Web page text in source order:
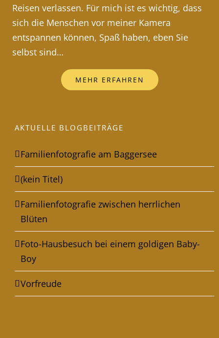
Reisen verlassen. Für mich ist es wichtig, dass
sich die Menschen vor meiner Kamera
entspannen können, Spaß haben, eben Sie
selbst sind…
MEHR ERFAHREN
AKTUELLE BLOGBEITRÄGE
Familienfotografie am Baggersee
(kein Titel)
Familienfotografie zwischen herrlichen
Blüten
Foto-Hausbesuch bei einem goldigen Baby-
Boy
Vorfreude